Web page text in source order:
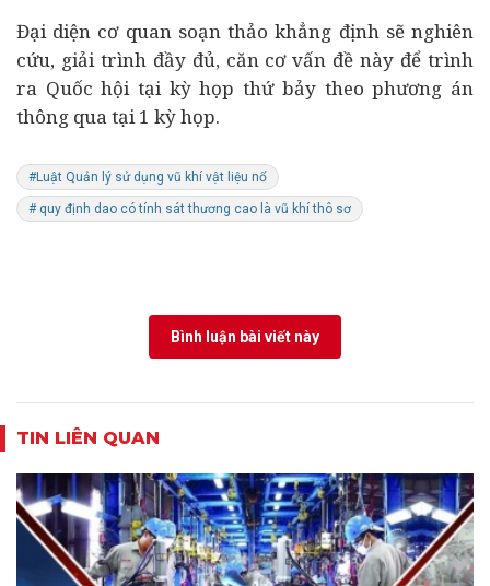
Đại diện cơ quan soạn thảo khẳng định sẽ nghiên
cứu, giải trình đầy đủ, căn cơ vấn đề này để trình
ra Quốc hội tại kỳ họp thứ bảy theo phương án
thông qua tại 1 kỳ họp.
#Luật Quản lý sử dụng vũ khí vật liệu nổ
# quy định dao có tính sát thương cao là vũ khí thô sơ
Bình luận bài viết này
TIN LIÊN QUAN